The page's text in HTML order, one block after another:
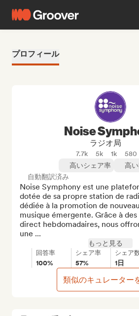
プロフィール
Noise
ラジオ局
7.7k 5k 1k
580
高いシェア率
高
自動翻訳済み
Noise Symphony est une
dotée de sa propre station de
dédiée à la promotion de
musique émergente. Grâce à des
direct hebdomadaires, nous
une ...
もっと見る
回答率
100%
シェア率
57%
シェア
1日
類似のキュレーター